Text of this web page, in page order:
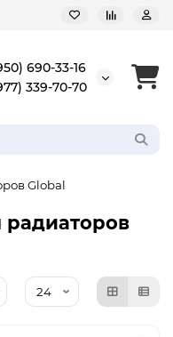
690-33-16
339-70-70
Global